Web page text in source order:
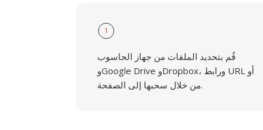
1
قُم بتحديد الملفات من جهاز الحاسوب
وGoogle Drive وDropbox، ورابط URL أو
من خلال سحبها إلى الصفحة.